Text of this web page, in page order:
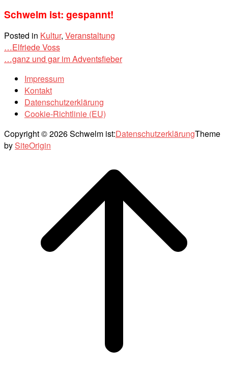
Schwelm ist: gespannt!
Posted in Kultur, Veranstaltung
Post
navigation
…Elfriede Voss
…ganz und gar im Adventsfieber
Impressum
Kontakt
Datenschutzerklärung
Cookie-Richtlinie (EU)
Copyright © 2026 Schwelm ist:DatenschutzerklärungTheme
bySiteOrigin